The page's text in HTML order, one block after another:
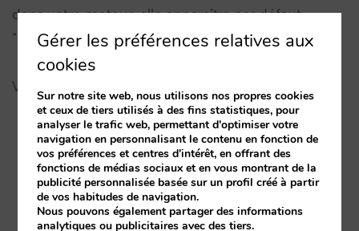
dans votre moteur, elle apparaîtra par défaut
“gratuite”.
Vous pouvez également créer d’autres textes:
“Lit bébé gratuit”.
“Partage gratuit des lits existants”.
“Gratuit si vous apportez votre propre berceau”
Gérer les préférences relatives aux
cookies
Sur notre site web, nous utilisons nos propres cookies
et ceux de tiers utilisés à des fins statistiques, pour
analyser le trafic web, permettant d'optimiser votre
navigation en personnalisant le contenu en fonction de
vos préférences et centres d'intérêt, en offrant des
fonctions de médias sociaux et en vous montrant de la
publicité personnalisée basée sur un profil créé à partir
de vos habitudes de navigation.
Nous pouvons également partager des informations
analytiques ou publicitaires avec des tiers.